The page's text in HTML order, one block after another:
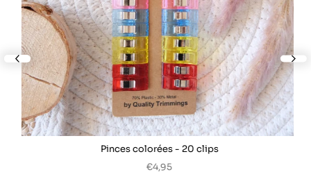
Pinces colorées - 20 clips
€4,95